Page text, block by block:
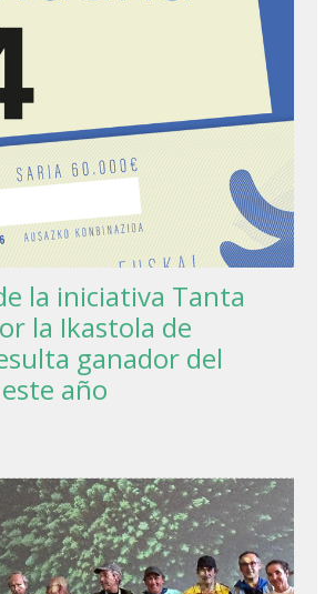
la iniciativa Tanta
la Ikastola de
ganador del
año